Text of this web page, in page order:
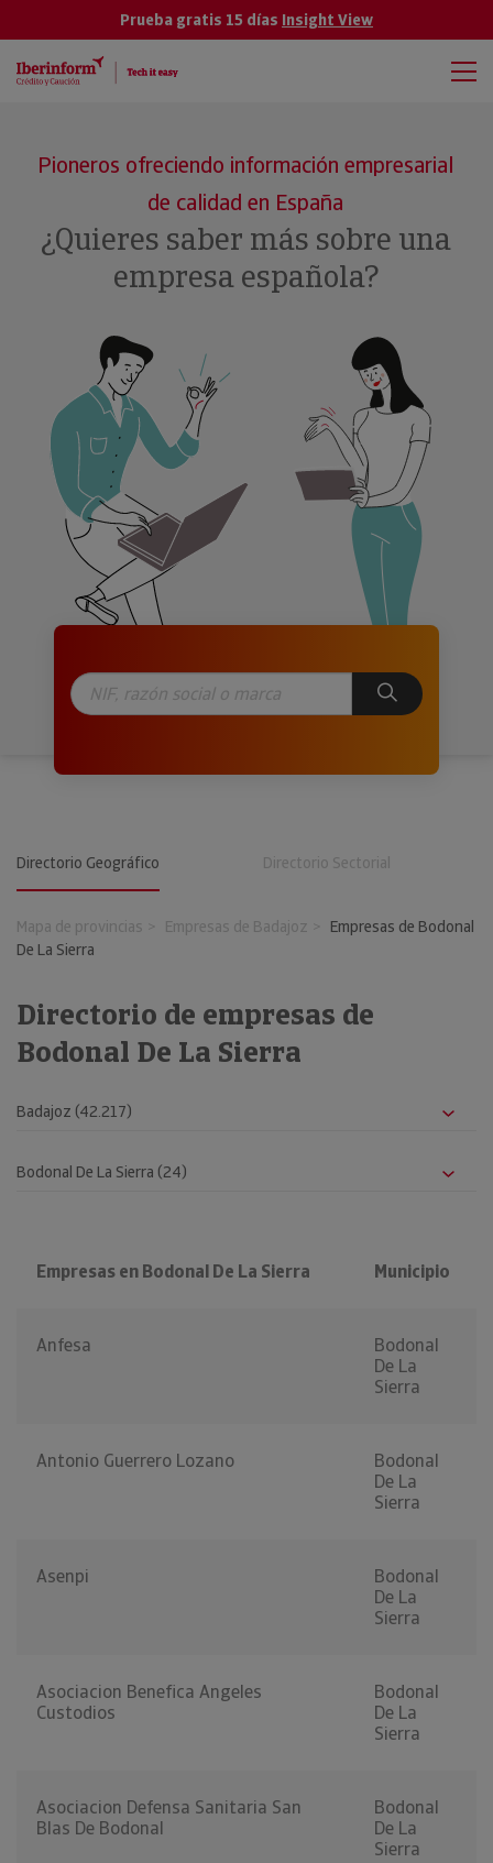
Prueba gratis 15 días Insight View
Pioneros ofreciendo información empresarial
de calidad en España
¿Quieres saber más sobre una
empresa española?
Directorio Geográfico Directorio Sectorial
Mapa de provincias Empresas de Badajoz
Empresas de Bodonal
De La Sierra
Directorio de empresas de
Bodonal De La Sierra
Empresas en Bodonal De La Sierra Municipio
Anfesa
Bodonal
De La
Sierra
Antonio Guerrero Lozano
Bodonal
De La
Sierra
Asenpi
Bodonal
De La
Sierra
Asociacion Benefica Angeles
Custodios
Bodonal
De La
Sierra
Asociacion Defensa Sanitaria San
Blas De Bodonal
Bodonal
De La
Sierra